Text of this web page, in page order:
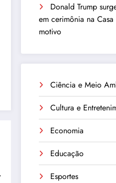
Donald Trump
em cerimônia na
motivo
Ciência e Meio
Cultura e
Economia
Educação
Esportes